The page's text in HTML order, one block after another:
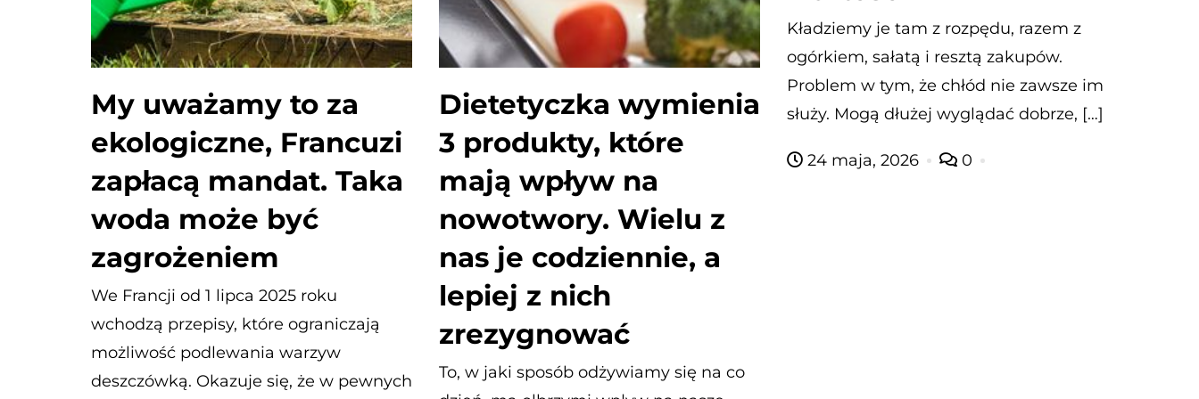
My uważamy to za
ekologiczne, Francuzi
zapłacą mandat. Taka
woda może być
zagrożeniem
We Francji od 1 lipca 2025 roku
wchodzą przepisy, które ograniczają
możliwość podlewania warzyw
deszczówką. Okazuje się, że w pewnych
Dietetyczka wymienia
3 produkty, które
mają wpływ na
nowotwory. Wielu z
nas je codziennie, a
lepiej z nich
zrezygnować
To, w jaki sposób odżywiamy się na co
Kładziemy je tam z rozpędu, razem z
ogórkiem, sałatą i resztą zakupów.
Problem w tym, że chłód nie zawsze im
służy. Mogą dłużej wyglądać dobrze, […]
24 maja, 2026 0